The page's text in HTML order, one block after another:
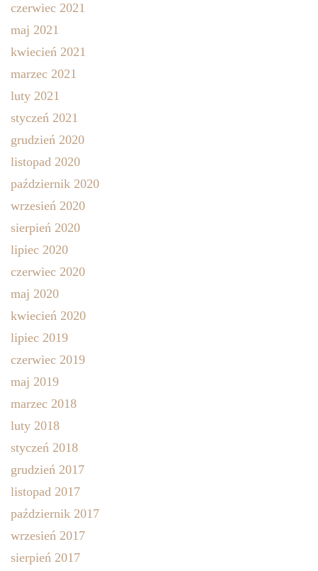
czerwiec 2021
maj 2021
kwiecień 2021
marzec 2021
luty 2021
styczeń 2021
grudzień 2020
listopad 2020
październik 2020
wrzesień 2020
sierpień 2020
lipiec 2020
czerwiec 2020
maj 2020
kwiecień 2020
lipiec 2019
czerwiec 2019
maj 2019
marzec 2018
luty 2018
styczeń 2018
grudzień 2017
listopad 2017
październik 2017
wrzesień 2017
sierpień 2017